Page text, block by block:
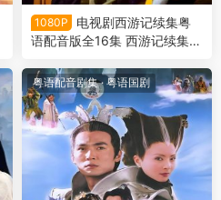
1080P
电视剧西游记续集粤
语配音版全16集 西游记续集粤
粤语配音剧集· 粤语国剧